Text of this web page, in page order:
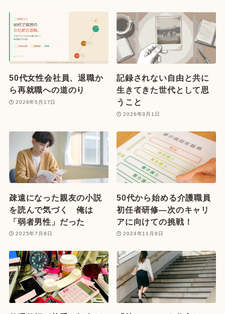
50代女性会社員、退職か
ら再就職への道のり
2026年5月17日
記録されない自由と共に
生きてきた世代として思
うこと
2026年3月1日
疎遠になった親友の小説
を読んで気づく 俺は
「弱者男性」だった
2025年7月8日
50代から始める介護職員
初任者研修—次のキャリ
アに向けての挑戦！
2024年11月8日